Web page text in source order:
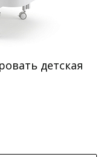
детская